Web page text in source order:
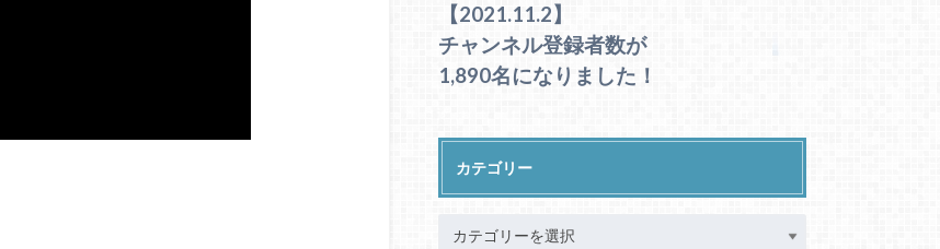
【2021.11.2】
チャンネル登録者数が
1,890名になりました！
カテゴリー